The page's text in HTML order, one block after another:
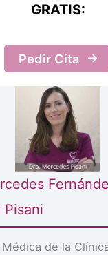
GRATIS:
Pedir Cita
de la